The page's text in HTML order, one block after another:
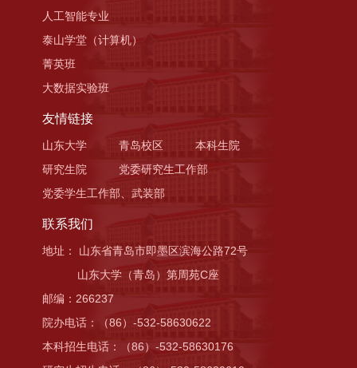
人工智能专业
泰山学堂（计算机）
菁英班
大数据实验班
友情链接
山东大学 青岛校区
本科生院
研究生院
党委研究生工作部
党委学生工作部、武装部
联系我们
地址： 山东省青岛市即墨区滨海公路72号
山东大学（青岛）第周苑C座
邮编：266237
院办电话：（86）-532-58630622
本科招生电话：（86）-532-58630176